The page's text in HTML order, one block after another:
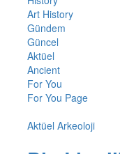
Art History
Gündem
Güncel
Aktüel
Ancient
For You
For You Page
Aktüel Arkeoloji